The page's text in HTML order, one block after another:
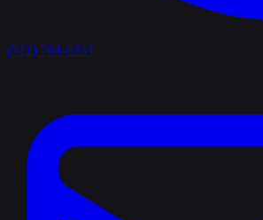
(512) 761-5351